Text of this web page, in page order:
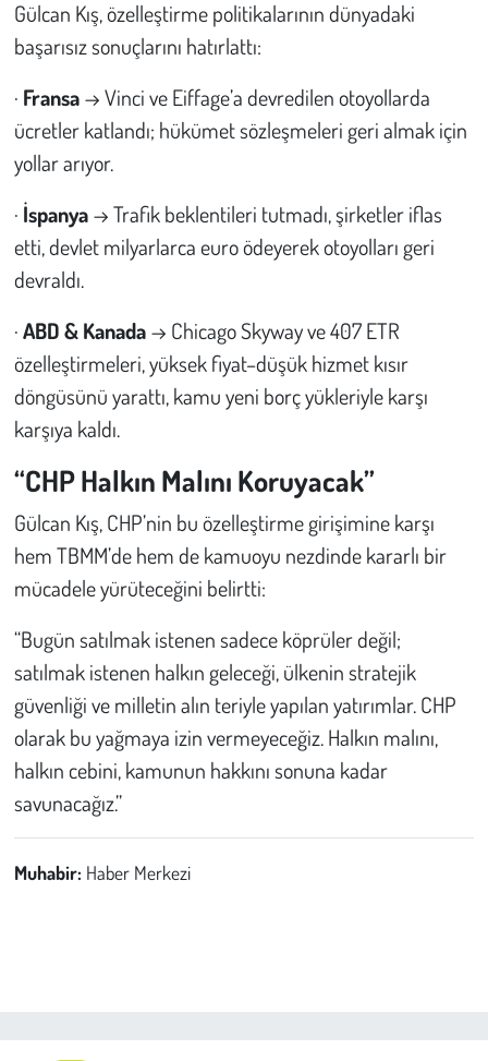
Gülcan Kış, özelleştirme politikalarının dünyadaki
başarısız sonuçlarını hatırlattı:
· Fransa→ Vinci ve Eiffage’a devredilen otoyollarda
ücretler katlandı; hükümet sözleşmeleri geri almak için
yollar arıyor.
· İspanya→ Trafik beklentileri tutmadı, şirketler iflas
etti, devlet milyarlarca euro ödeyerek otoyolları geri
devraldı.
·ABD & Kanada→ Chicago Skyway ve 407 ETR
özelleştirmeleri, yüksek fiyat–düşük hizmet kısır
döngüsünü yarattı, kamu yeni borç yükleriyle karşı
karşıya kaldı.
“CHP Halkın Malını Koruyacak”
Gülcan Kış, CHP’nin bu özelleştirme girişimine karşı
hem TBMM’de hem de kamuoyu nezdinde kararlı bir
mücadele yürüteceğini belirtti:
“Bugün satılmak istenen sadece köprüler değil;
satılmak istenen halkın geleceği, ülkenin stratejik
güvenliği ve milletin alın teriyle yapılan yatırımlar. CHP
olarak bu yağmaya izin vermeyeceğiz. Halkın malını,
halkın cebini, kamunun hakkını sonuna kadar
savunacağız.”
Muhabir: Haber Merkezi